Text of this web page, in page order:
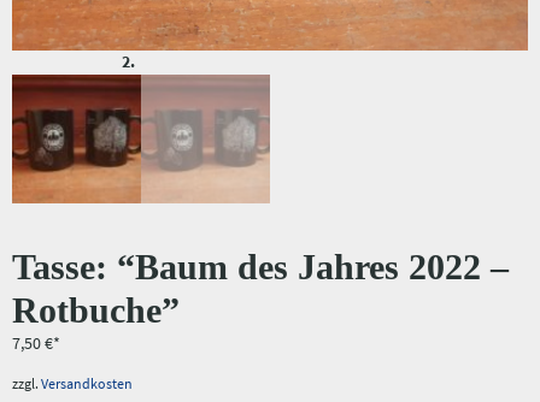
Tasse: “Baum des Jahres 2022 –
Rotbuche”
7,50€
zzgl. Versandkosten